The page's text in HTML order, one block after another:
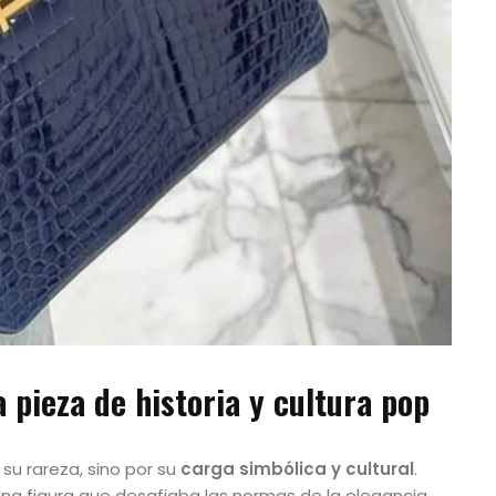
pieza de historia y cultura pop
rareza, sino por su carga simbólica y cultural.